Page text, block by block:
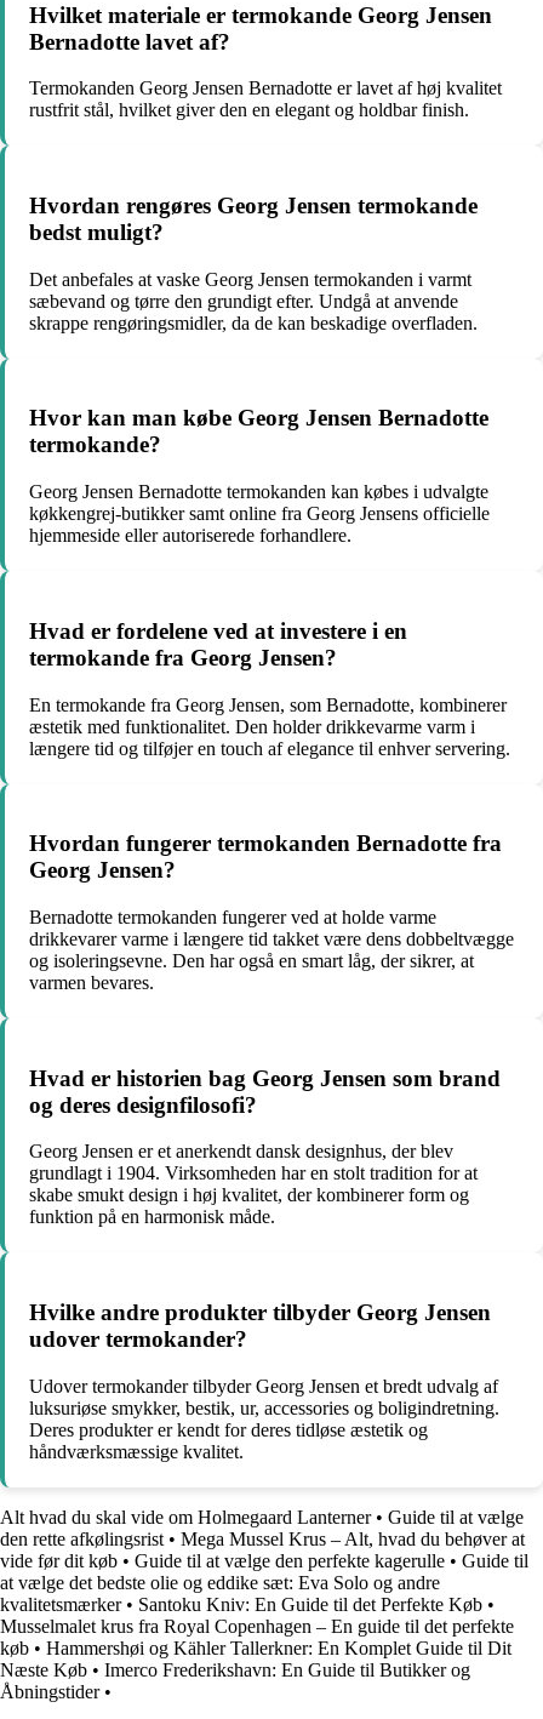
Hvilket materiale er termokande Georg Jensen
Bernadotte lavet af?
Termokanden Georg Jensen Bernadotte er lavet af høj kvalitet
rustfrit stål, hvilket giver den en elegant og holdbar finish.
Hvordan rengøres Georg Jensen termokande
bedst muligt?
Det anbefales at vaske Georg Jensen termokanden i varmt
sæbevand og tørre den grundigt efter. Undgå at anvende
skrappe rengøringsmidler, da de kan beskadige overfladen.
Hvor kan man købe Georg Jensen Bernadotte
termokande?
Georg Jensen Bernadotte termokanden kan købes i udvalgte
køkkengrej-butikker samt online fra Georg Jensens officielle
hjemmeside eller autoriserede forhandlere.
Hvad er fordelene ved at investere i en
termokande fra Georg Jensen?
En termokande fra Georg Jensen, som Bernadotte, kombinerer
æstetik med funktionalitet. Den holder drikkevarme varm i
længere tid og tilføjer en touch af elegance til enhver servering.
Hvordan fungerer termokanden Bernadotte fra
Georg Jensen?
Bernadotte termokanden fungerer ved at holde varme
drikkevarer varme i længere tid takket være dens dobbeltvægge
og isoleringsevne. Den har også en smart låg, der sikrer, at
varmen bevares.
Hvad er historien bag Georg Jensen som brand
og deres designfilosofi?
Georg Jensen er et anerkendt dansk designhus, der blev
grundlagt i 1904. Virksomheden har en stolt tradition for at
skabe smukt design i høj kvalitet, der kombinerer form og
funktion på en harmonisk måde.
Hvilke andre produkter tilbyder Georg Jensen
udover termokander?
Udover termokander tilbyder Georg Jensen et bredt udvalg af
luksuriøse smykker, bestik, ur, accessories og boligindretning.
Deres produkter er kendt for deres tidløse æstetik og
håndværksmæssige kvalitet.
Alt hvad du skal vide om Holmegaard Lanterner• Guide til at vælge
den rette afkølingsrist • Mega Mussel Krus – Alt, hvad du behøver at
vide før dit køb • Guide til at vælge den perfekte kagerulle • Guide til
at vælge det bedste olie og eddike sæt: Eva Solo og andre
kvalitetsmærker• Santoku Kniv: En Guide til det Perfekte Køb •
Musselmalet krus fra Royal Copenhagen – En guide til det perfekte
køb • Hammershøi og Kähler Tallerkner: En Komplet Guide til Dit
Næste Køb • Imerco Frederikshavn: En Guide til Butikker og
Åbningstider•